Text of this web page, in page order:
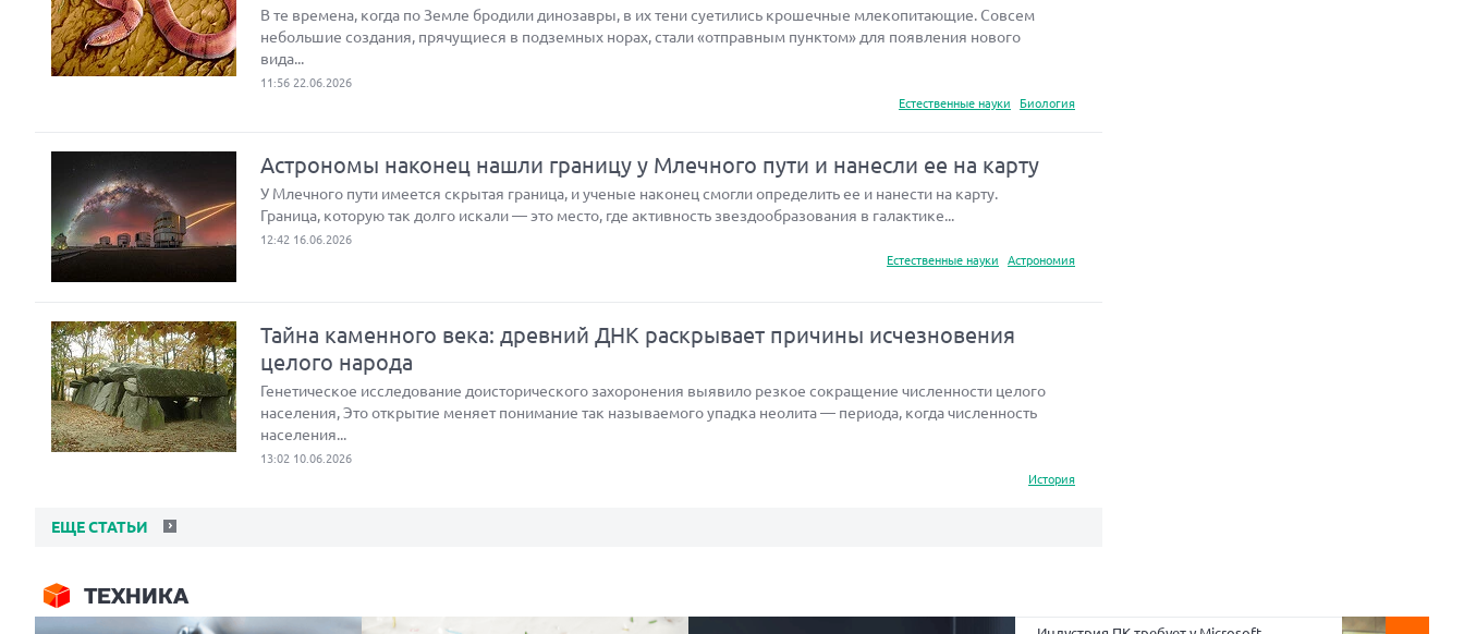
В те времена, когда по Земле бродили динозавры, в их тени суетились крошечные млекопитающие. Совсем
небольшие создания, прячущиеся в подземных норах, стали «отправным пунктом» для появления нового
вида...
11:56 22.06.2026
Естественные науки
Биология
Астрономы наконец нашли границу у Млечного пути и нанесли ее на карту
У Млечного пути имеется скрытая граница, и ученые наконец смогли определить ее и нанести на карту.
Граница, которую так долго искали — это место, где активность звездообразования в галактике...
12:42 16.06.2026
Естественные науки
Астрономия
Тайна каменного века: древний ДНК раскрывает причины исчезновения
целого народа
Генетическое исследование доисторического захоронения выявило резкое сокращение численности целого
населения, Это открытие меняет понимание так называемого упадка неолита — периода, когда численность
населения...
13:02 10.06.2026
История
ЕЩЕ СТАТЬИ
ТЕХНИКА